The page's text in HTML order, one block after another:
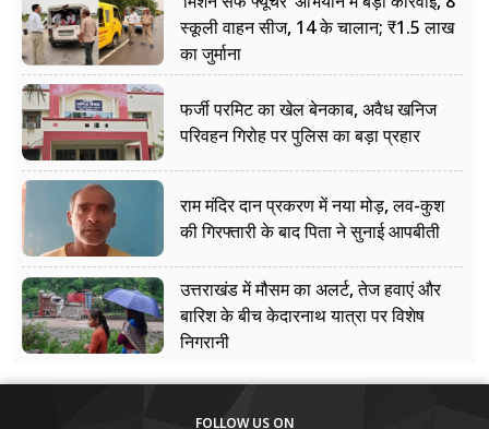
स्कूली वाहन सीज, 14 के चालान; ₹1.5 लाख
का जुर्माना
फर्जी परमिट का खेल बेनकाब, अवैध खनिज
परिवहन गिरोह पर पुलिस का बड़ा प्रहार
राम मंदिर दान प्रकरण में नया मोड़, लव-कुश
की गिरफ्तारी के बाद पिता ने सुनाई आपबीती
उत्तराखंड में मौसम का अलर्ट, तेज हवाएं और
बारिश के बीच केदारनाथ यात्रा पर विशेष
निगरानी
FOLLOW US ON